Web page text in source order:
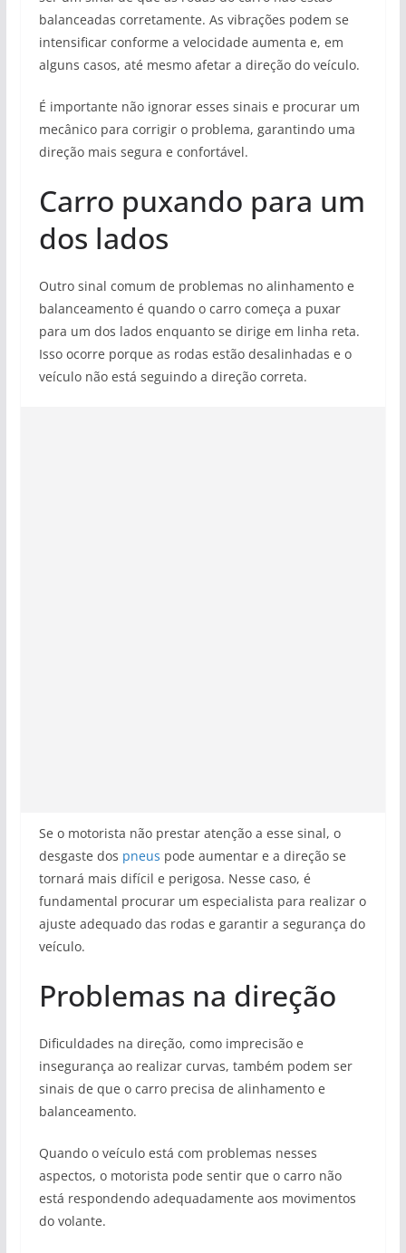
balanceadas corretamente. As vibrações podem se
intensificar conforme a velocidade aumenta e, em
alguns casos, até mesmo afetar a direção do veículo.
É importante não ignorar esses sinais e procurar um
mecânico para corrigir o problema, garantindo uma
direção mais segura e confortável.
Carro puxando para um
dos lados
Outro sinal comum de problemas no alinhamento e
balanceamento é quando o carro começa a puxar
para um dos lados enquanto se dirige em linha reta.
Isso ocorre porque as rodas estão desalinhadas e o
veículo não está seguindo a direção correta.
Se o motorista não prestar atenção a esse sinal, o
desgaste dos pneus pode aumentar e a direção se
tornará mais difícil e perigosa. Nesse caso, é
fundamental procurar um especialista para realizar o
ajuste adequado das rodas e garantir a segurança do
veículo.
Problemas na direção
Dificuldades na direção, como imprecisão e
insegurança ao realizar curvas, também podem ser
sinais de que o carro precisa de alinhamento e
balanceamento.
Quando o veículo está com problemas nesses
aspectos, o motorista pode sentir que o carro não
está respondendo adequadamente aos movimentos
do volante.